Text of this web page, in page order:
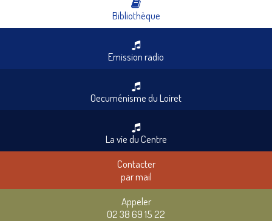
Bibliothèque
Emission radio
Oecuménisme du Loiret
La vie du Centre
Contacter
par mail
Appeler
02 38 69 15 22